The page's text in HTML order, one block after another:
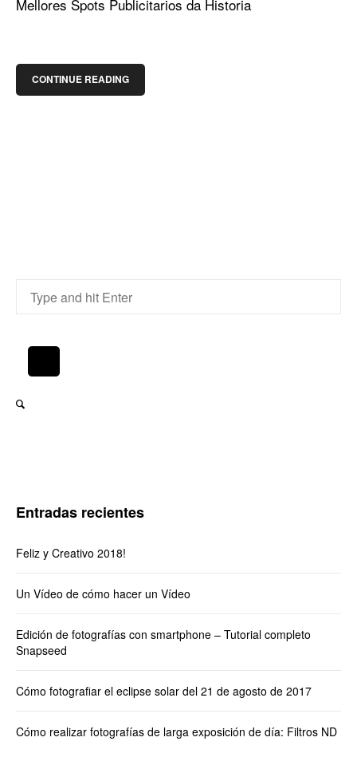
Mellores Spots Publicitarios da Historia
CONTINUE READING
Entradas recientes
Feliz y Creativo 2018!
Un Vídeo de cómo hacer un Vídeo
Edición de fotografías con smartphone – Tutorial completo
Snapseed
Cómo fotografiar el eclipse solar del 21 de agosto de 2017
Cómo realizar fotografías de larga exposición de día: Filtros ND